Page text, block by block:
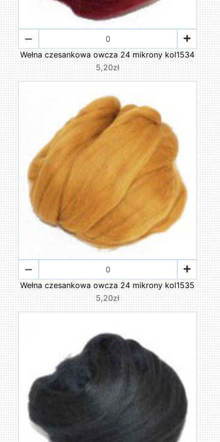
Wełna czesankowa owcza 24 mikrony kol1534
5,20zł
Wełna czesankowa owcza 24 mikrony kol1535
5,20zł